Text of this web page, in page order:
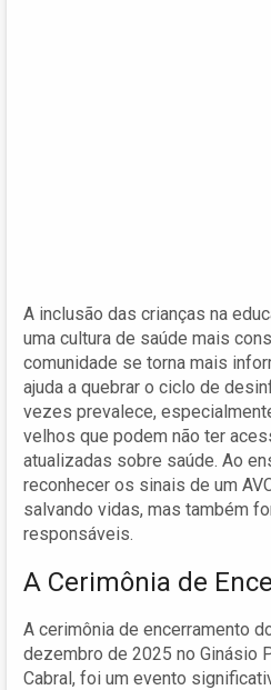
A inclusão das crianças na
uma cultura de saúde mais
comunidade se torna mais
ajuda a quebrar o ciclo de
vezes prevalece,
velhos que podem não ter
atualizadas sobre saúde. Ao
reconhecer os sinais de um
salvando vidas, mas também
responsáveis.
A Cerimônia de
A cerimônia de encerramento
dezembro de 2025 no Ginásio
Cabral, foi um evento